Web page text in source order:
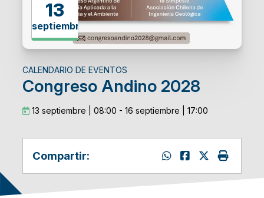
13
septiembre
CALENDARIO DE EVENTOS
Congreso Andino 2028
13 septiembre | 08:00 - 16 septiembre | 17:00
Compartir: